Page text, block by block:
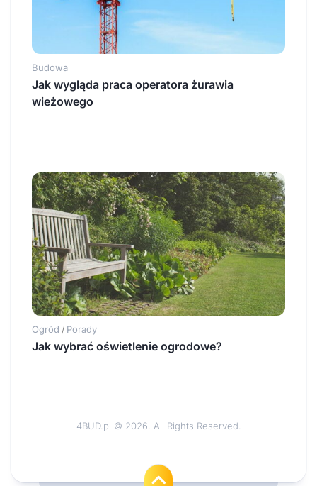
Budowa
Jak wygląda praca operatora żurawia
wieżowego
Ogród / Porady
Jak wybrać oświetlenie ogrodowe?
4BUD.pl © 2026. All Rights Reserved.